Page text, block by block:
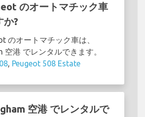
のオートマチック車
か?
のオートマチック車は、
空港 でレンタルできます。
, Peugeot 508 Estate
空港 でレンタルで